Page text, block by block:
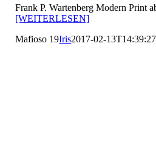
Frank P. Wartenberg Modern Print
[WEITERLESEN]
Mafioso 19Iris2017-02-